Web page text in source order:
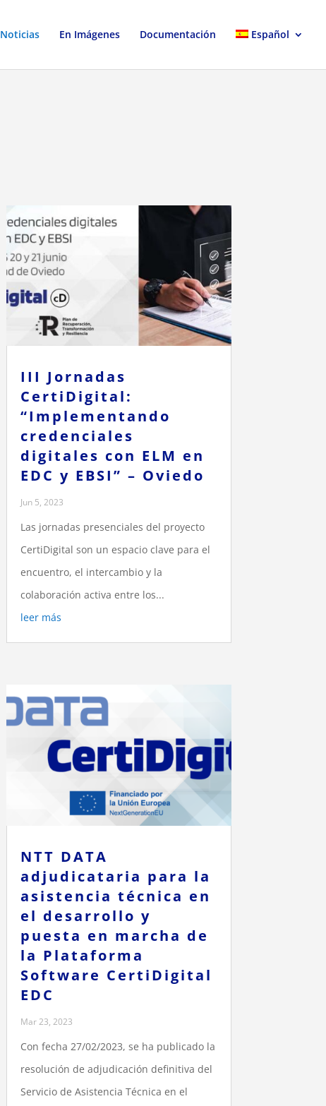
Noticias En Imágenes Documentación Español
III Jornadas
CertiDigital:
“Implementando
credenciales
digitales con ELM en
EDC y EBSI” – Oviedo
Jun 5, 2023
Las jornadas presenciales del proyecto
CertiDigital son un espacio clave para el
encuentro, el intercambio y la
colaboración activa entre los...
leer más
NTT DATA
adjudicataria para la
asistencia técnica en
el desarrollo y
puesta en marcha de
la Plataforma
Software CertiDigital
EDC
Mar 23, 2023
Con fecha 27/02/2023, se ha publicado la
resolución de adjudicación definitiva del
Servicio de Asistencia Técnica en el